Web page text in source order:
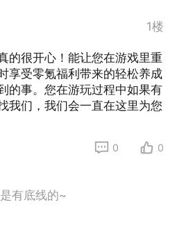
1楼
的很开心！能让您在游戏里重
享受零氪福利带来的轻松养成
的事。您在游玩过程中如果有
我们，我们会一直在这里为您
0 0
有底线的~